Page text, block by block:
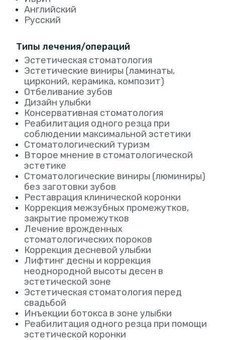
Английский
Русский
Типы лечения/операций
Эстетическая стоматология
Эстетические виниры (ламинаты,
цирконий, керамика, композит)
Отбеливание зубов
Дизайн улыбки
Консервативная стоматология
Реабилитация одного резца при
соблюдении максимальной эстетики
Стоматологический туризм
Второе мнение в стоматологической
эстетике
Стоматологические виниры (люминиры)
без заготовки зубов
Реставрация клинической коронки
Коррекция межзубных промежутков,
закрытие промежутков
Лечение врожденных
стоматологических пороков
Коррекция десневой улыбки
Лифтинг десны и коррекция
неоднородной высоты десен в
эстетической зоне
Эстетическая стоматология перед
свадьбой
Инъекции ботокса в зоне улыбки
Реабилитация одного резца при помощи
эстетической коронки